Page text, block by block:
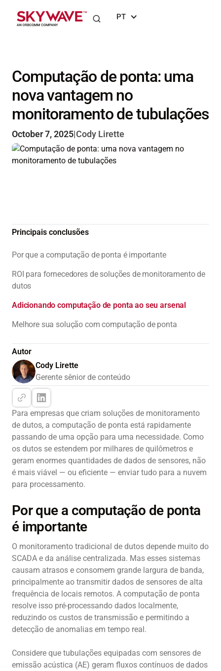
PT
Computação de ponta: uma
nova vantagem no
monitoramento de tubulações
October 7, 2025|Cody Lirette
Principais conclusões
Por que a computação de ponta é importante
ROI para fornecedores de soluções de monitoramento de
dutos
Adicionando computação de ponta ao seu arsenal
Melhore sua solução com computação de ponta
Autor
Cody Lirette
Gerente sênior de conteúdo
Para empresas que criam soluções de monitoramento
de dutos, a computação de ponta está rapidamente
passando de uma opção para uma necessidade. Como
os dutos se estendem por milhares de quilômetros e
geram enormes quantidades de dados de sensores, não
é mais viável — ou eficiente — enviar tudo para a nuvem
para processamento.
Por que a computação de ponta
é importante
O monitoramento tradicional de dutos depende muito do
SCADA e da análise centralizada. Mas esses sistemas
causam atrasos e consomem grande largura de banda,
principalmente ao transmitir dados de sensores de alta
frequência de locais remotos. A computação de ponta
resolve isso pré-processando dados localmente,
reduzindo os custos de transmissão e permitindo a
detecção de anomalias em tempo real.
Considere que tubulações equipadas com sensores de
emissão acústica (AE) geram fluxos contínuos de dados